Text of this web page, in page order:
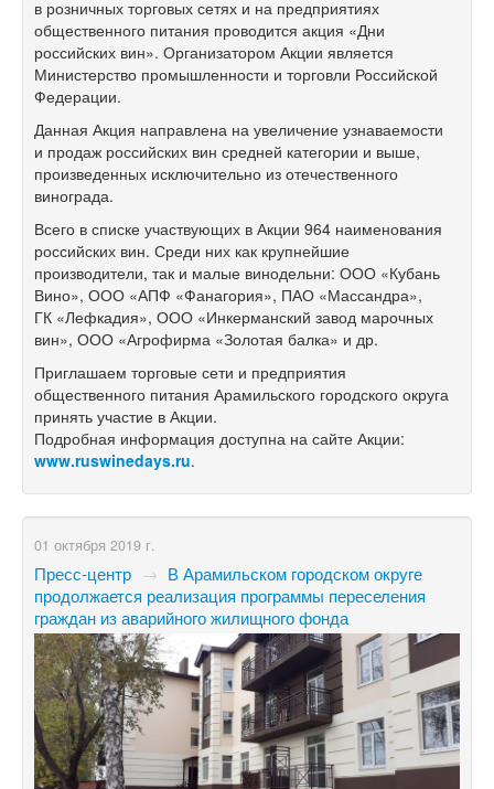
в розничных торговых сетях и на предприятиях
общественного питания проводится акция «Дни
российских вин». Организатором Акции является
Министерство промышленности и торговли Российской
Федерации.
Данная Акция направлена на увеличение узнаваемости
и продаж российских вин средней категории и выше,
произведенных исключительно из отечественного
винограда.
Всего в списке участвующих в Акции 964 наименования
российских вин. Среди них как крупнейшие
производители, так и малые винодельни: ООО «Кубань
Вино», ООО «АПФ «Фанагория», ПАО «Массандра»,
ГК «Лефкадия», ООО «Инкерманский завод марочных
вин», ООО «Агрофирма «Золотая балка» и др.
Приглашаем торговые сети и предприятия
общественного питания Арамильского городского округа
принять участие в Акции.
Подробная информация доступна на сайте Акции:
www.ruswinedays.ru.
01 октября 2019 г.
Пресс-центр → В Арамильском городском округе
продолжается реализация программы переселения
граждан из аварийного жилищного фонда